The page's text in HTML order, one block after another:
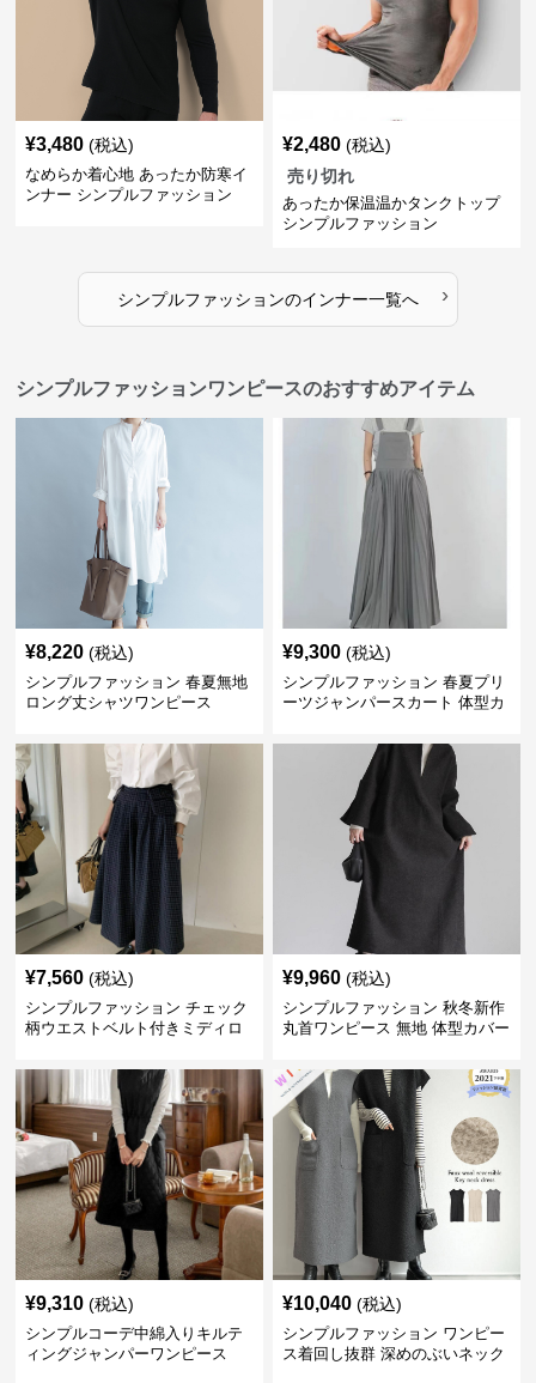
¥3,480 (税込)
なめらか着心地 あったか防寒イ
ンナー シンプルファッション
¥2,480 (税込)
売り切れ
あったか保温温かタンクトップ
シンプルファッション
シンプルファッションのインナー一覧へ ›
シンプルファッションワンピースのおすすめアイテム
¥8,220 (税込)
シンプルファッション 春夏無地
ロング丈シャツワンピース
¥9,300 (税込)
シンプルファッション 春夏プリ
ーツジャンパースカート 体型カ
¥7,560 (税込)
シンプルファッション チェック
柄ウエストベルト付きミディロ
¥9,960 (税込)
シンプルファッション 秋冬新作
丸首ワンピース 無地 体型カバー
¥9,310 (税込)
シンプルコーデ中綿入りキルテ
ィングジャンパーワンピース
¥10,040 (税込)
シンプルファッション ワンピー
ス着回し抜群 深めのぶいネック